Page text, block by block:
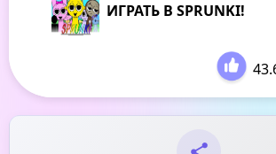
ИГРАТЬ В SPRUNKI!